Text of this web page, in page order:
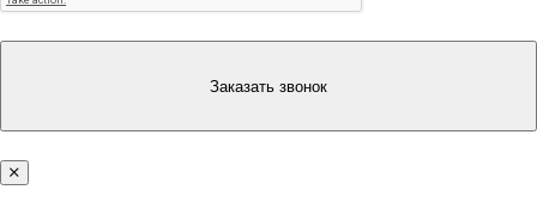
Заказать звонок